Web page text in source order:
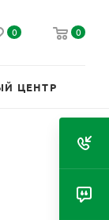
0 0
ЦЕНТР